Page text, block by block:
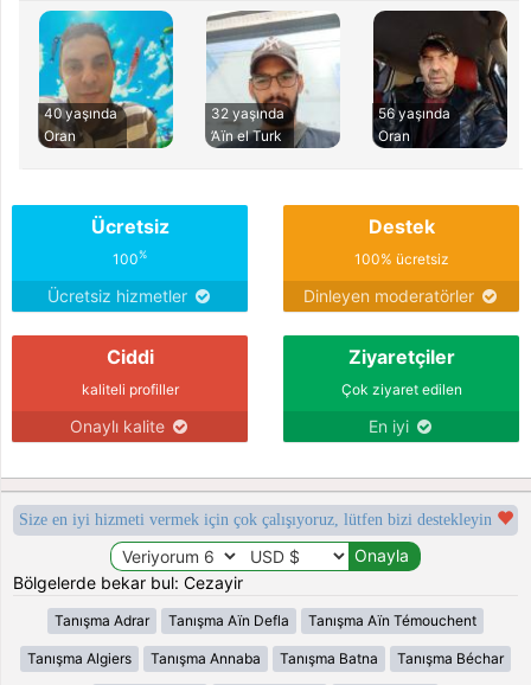
40 yaşında
Oran
32 yaşında
’Aïn el Turk
56 yaşında
Oran
Ücretsiz
100%
Ücretsiz hizmetler
Destek
100% ücretsiz
Dinleyen moderatörler
Ciddi
kaliteli profiller
Onaylı kalite
Ziyaretçiler
Çok ziyaret edilen
En iyi
Size en iyi hizmeti vermek için çok çalışıyoruz, lütfen bizi destekleyin
Bölgelerde bekar bul: Cezayir
Tanışma Adrar Tanışma Aïn Defla Tanışma Aïn Témouchent
Tanışma Algiers Tanışma Annaba Tanışma Batna Tanışma Béchar